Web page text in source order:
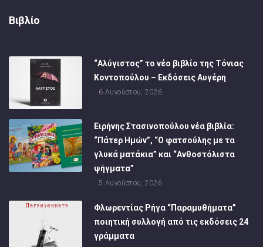
Βιβλίο
“Αλύγιστος” το νέο βιβλίο της Τόνιας
Κοντοπούλου – Εκδόσεις Αυγέρη
6 Αυγούστου, 2026
Ειρήνης Στασινοπούλου νέα βιβλία:
“Πάτερ Ημών”, “Ο φατσούλης με τα
γλυκά ματάκια” και “Ανθοστόλιστα
ψήγματα”
5 Αυγούστου, 2026
Φλωρεντίας Ρήγα “Παραμυθήματα”
ποιητική συλλογή από τις εκδόσεις 24
γράμματα